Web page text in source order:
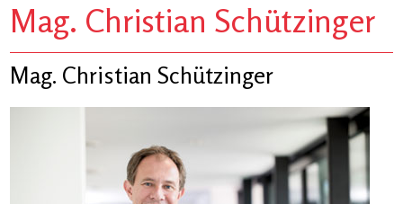
Mag. Christian Schützinger
Mag. Christian Schützinger